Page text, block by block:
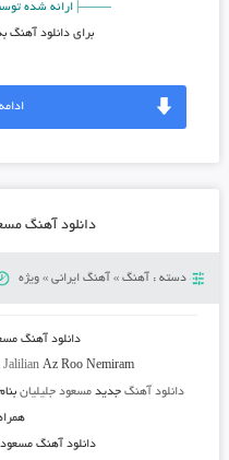
——–| ارائه شده
برای دانلود آهنگ
دانلود آهنگ
دسته : آهنگ» آهنگ ایرانی» ویژه
دانلود آهنگ
Jalilian Az Roo Nemiram
دانلود آهنگجدید مسعود جلیلیان
دانلود آهنگ مسعود